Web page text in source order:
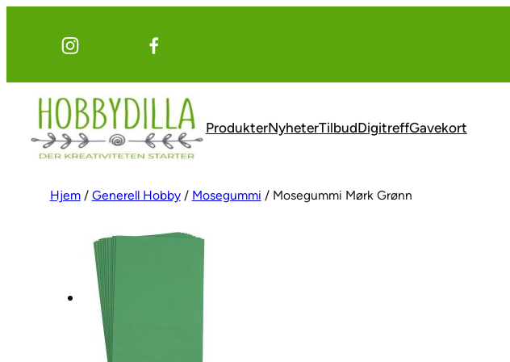
ProdukterNyheterTilbudDigitreffGavekort
Hjem/ Generell Hobby/ Mosegummi / Mosegummi Mørk Grønn